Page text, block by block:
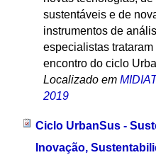
sustentáveis e de
instrumentos de
especialistas
encontro do ciclo
Localizado em
2019
Ciclo UrbanSus -
Inovação,